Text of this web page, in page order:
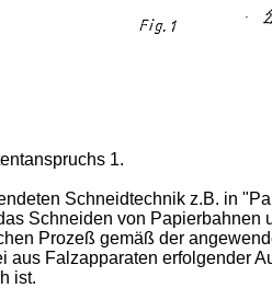
1.
Schneidtechnik z.B. in
Schneiden von
Prozeß gemäß der
Falzapparaten erfolgender
ist.